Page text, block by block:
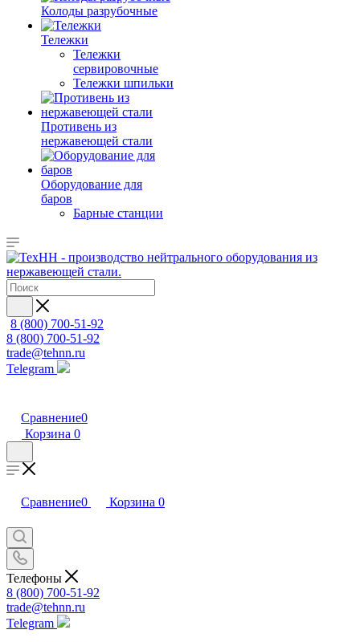
Колоды разрубочные
Тележки
Тележки
сервировочные
Тележки шпильки
Противень из
нержавеющей стали
Оборудование для
баров
Барные станции
8 (800) 700-51-92
8 (800) 700-51-92
trade@tehnn.ru
Telegram
Сравнение0
Корзина 0
Сравнение0 Корзина 0
Телефоны
8 (800) 700-51-92
trade@tehnn.ru
Telegram